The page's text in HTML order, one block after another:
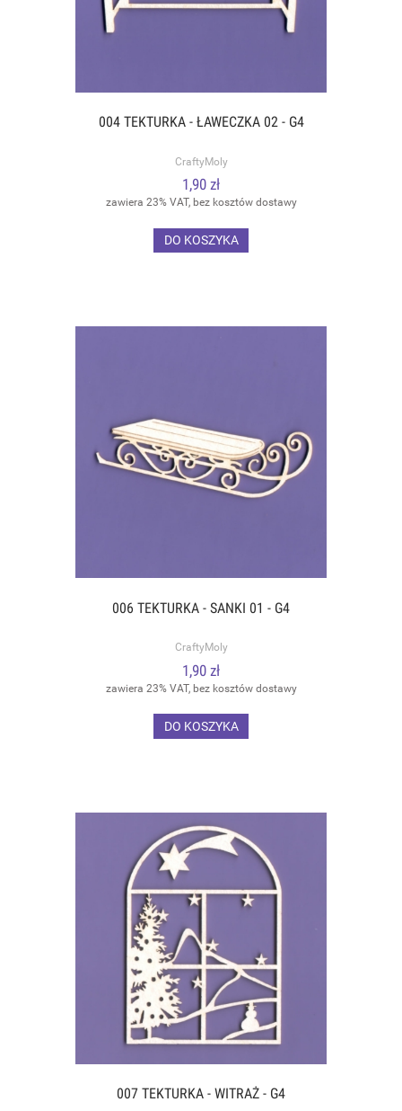
004 TEKTURKA - ŁAWECZKA 02 - G4
CraftyMoly
1,90 zł
zawiera 23% VAT, bez kosztów dostawy
DO KOSZYKA
006 TEKTURKA - SANKI 01 - G4
CraftyMoly
1,90 zł
zawiera 23% VAT, bez kosztów dostawy
DO KOSZYKA
007 TEKTURKA - WITRAŻ - G4